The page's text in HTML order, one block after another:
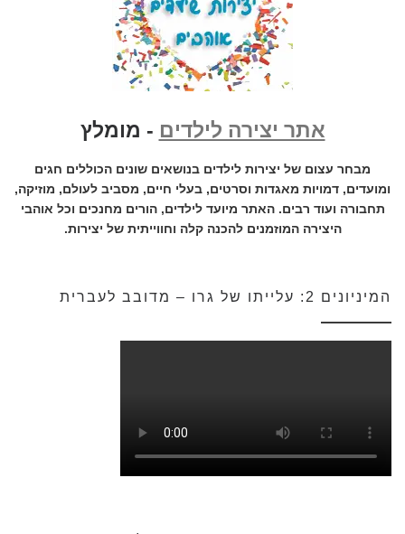
אתר יצירה לילדים - מומלץ
מבחר עצום של יצירות לילדים בנושאים שונים הכוללים חגים
ומועדים, דמויות מאגדות וסרטים, בעלי חיים, מסביב לעולם, מוזיקה,
תחבורה ועוד רבים. האתר מיועד לילדים, הורים מחנכים וכל אוהבי
היצירה המוזמנים להכנה קלה וחווייתית של יצירות.
המיניונים 2: עלייתו של גרו – מדובב לעברית